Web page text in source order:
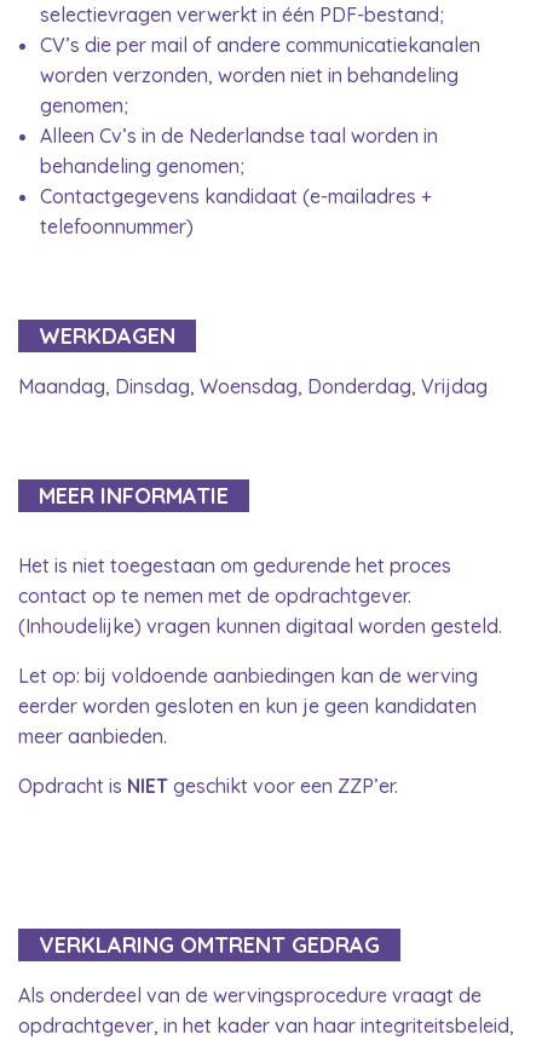
selectievragen verwerkt in één PDF-bestand;
CV’s die per mail of andere communicatiekanalen
worden verzonden, worden niet in behandeling
genomen;
Alleen Cv’s in de Nederlandse taal worden in
behandeling genomen;
Contactgegevens kandidaat (e-mailadres +
telefoonnummer)
WERKDAGEN
Maandag, Dinsdag, Woensdag, Donderdag, Vrijdag
MEER INFORMATIE
Het is niet toegestaan om gedurende het proces
contact op te nemen met de opdrachtgever.
(Inhoudelijke) vragen kunnen digitaal worden gesteld.
Let op: bij voldoende aanbiedingen kan de werving
eerder worden gesloten en kun je geen kandidaten
meer aanbieden.
Opdracht is NIET geschikt voor een ZZP’er.
VERKLARING OMTRENT GEDRAG
Als onderdeel van de wervingsprocedure vraagt de
opdrachtgever, in het kader van haar integriteitsbeleid,